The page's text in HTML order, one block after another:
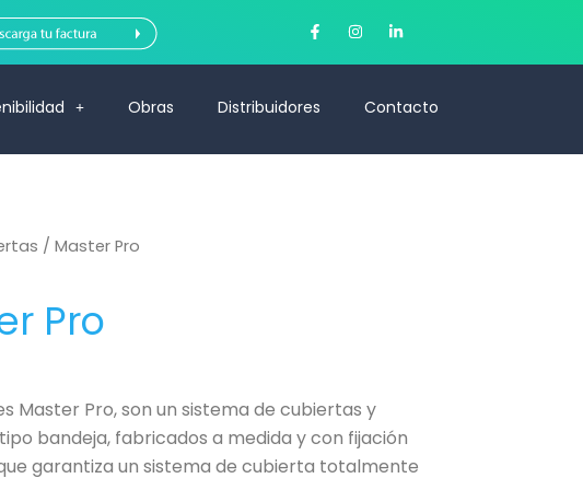
F
a
e
o
o
f
I
n
t
L
i
k
d
i
i
Obras Distribuidores Contacto
/ Master Pro
Pro
Master Pro, son un sistema de cubiertas y
bandeja, fabricados a medida y con fijación
garantiza un sistema de cubierta totalmente